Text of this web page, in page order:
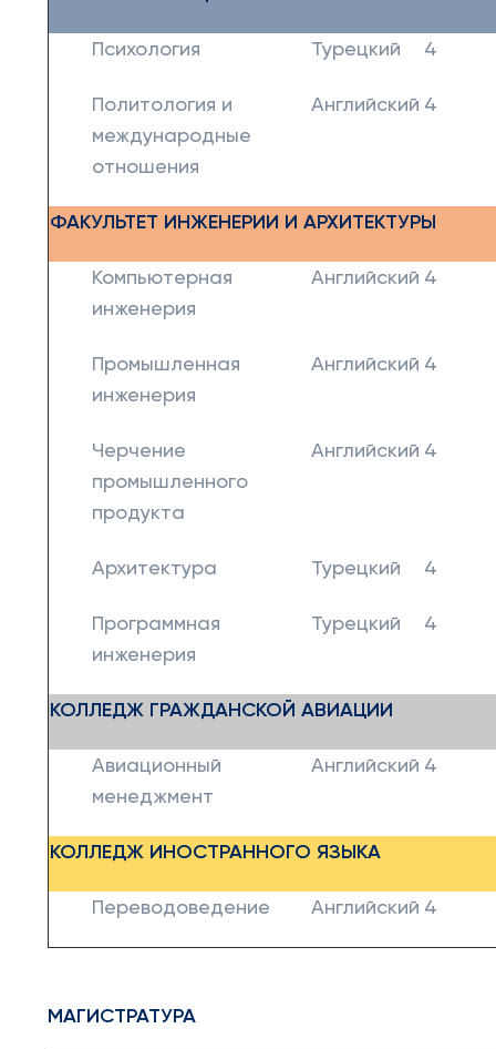
Психология Турецкий 4
Политология и
международные
отношения
Английский 4
ФАКУЛЬТЕТ ИНЖЕНЕРИИ И АРХИТЕКТУРЫ
Компьютерная
инженерия
Английский 4
Промышленная
инженерия
Английский 4
Черчение
промышленного
продукта
Английский 4
Архитектура Турецкий 4
Программная
инженерия
Турецкий 4
КОЛЛЕДЖ ГРАЖДАНСКОЙ АВИАЦИИ
Авиационный
менеджмент
Английский 4
КОЛЛЕДЖ ИНОСТРАННОГО ЯЗЫКА
Переводоведение Английский 4
МАГИСТРАТУРА